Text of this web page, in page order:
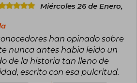
Miércoles 26 de Enero,
han opinado sobre
nunca antes habia leido un
de la historia tan lleno de
escrito con esa pulcritud.